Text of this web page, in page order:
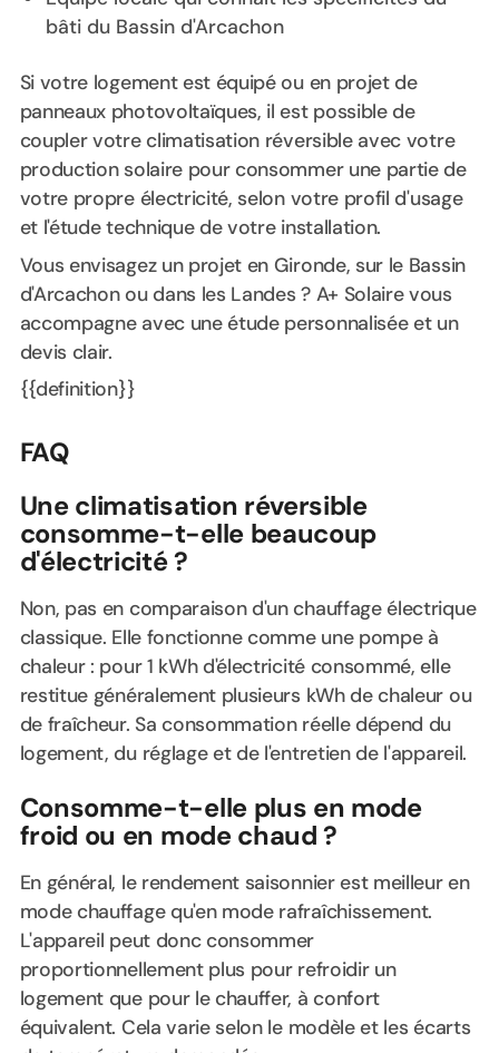
bâti du Bassin d'Arcachon
Si votre logement est équipé ou en projet de
panneaux photovoltaïques, il est possible de
coupler votre climatisation réversible avec votre
production solaire pour consommer une partie de
votre propre électricité, selon votre profil d'usage
et l'étude technique de votre installation.
Vous envisagez un projet en Gironde, sur le Bassin
d'Arcachon ou dans les Landes ? A+ Solaire vous
accompagne avec une étude personnalisée et un
devis clair.
{{definition}}
FAQ
Une climatisation réversible
consomme-t-elle beaucoup
d'électricité ?
Non, pas en comparaison d'un chauffage électrique
classique. Elle fonctionne comme une pompe à
chaleur : pour 1 kWh d'électricité consommé, elle
restitue généralement plusieurs kWh de chaleur ou
de fraîcheur. Sa consommation réelle dépend du
logement, du réglage et de l'entretien de l'appareil.
Consomme-t-elle plus en mode
froid ou en mode chaud ?
En général, le rendement saisonnier est meilleur en
mode chauffage qu'en mode rafraîchissement.
L'appareil peut donc consommer
proportionnellement plus pour refroidir un
logement que pour le chauffer, à confort
équivalent. Cela varie selon le modèle et les écarts